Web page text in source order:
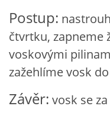
VÝTVARNÉ AKTIVITY -
VÝTVARNÉ AKTIVITY -
VÝTVARNÉ AKTIVITY -
Postup:
čtvrtku, zapneme
voskovými
zažehlíme vosk
Závěr: vosk se